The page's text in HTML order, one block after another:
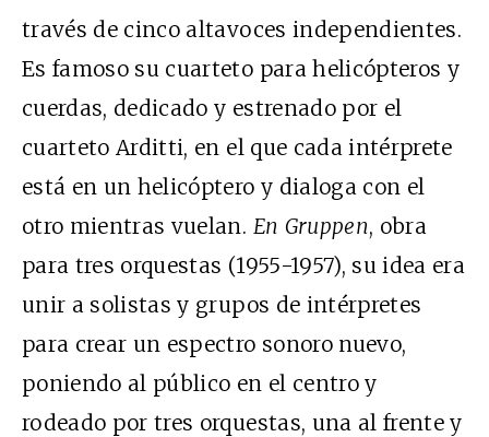
través de cinco altavoces independientes.
Es famoso su cuarteto para helicópteros y
cuerdas, dedicado y estrenado por el
cuarteto Arditti, en el que cada intérprete
está en un helicóptero y dialoga con el
otro mientras vuelan. En Gruppen, obra
para tres orquestas (1955-1957), su idea era
unir a solistas y grupos de intérpretes
para crear un espectro sonoro nuevo,
poniendo al público en el centro y
rodeado por tres orquestas, una al frente y